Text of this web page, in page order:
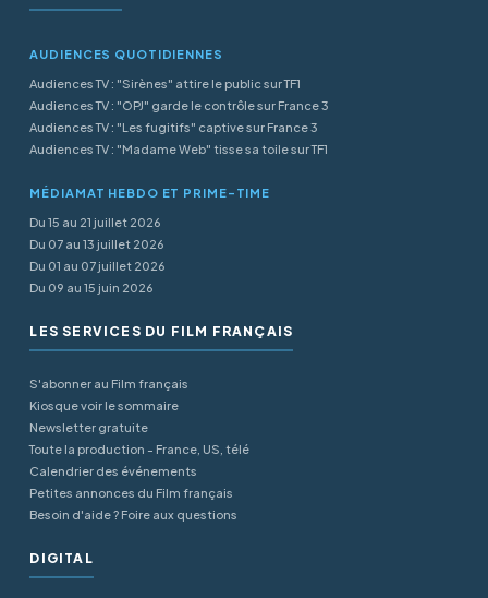
AUDIENCES QUOTIDIENNES
Audiences TV : "Sirènes" attire le public sur TF1
Audiences TV : "OPJ" garde le contrôle sur France 3
Audiences TV : "Les fugitifs" captive sur France 3
Audiences TV : "Madame Web" tisse sa toile sur TF1
MÉDIAMAT HEBDO ET PRIME-TIME
Du 15 au 21 juillet 2026
Du 07 au 13 juillet 2026
Du 01 au 07 juillet 2026
Du 09 au 15 juin 2026
LES SERVICES DU FILM FRANÇAIS
S'abonner au Film français
Kiosque voir le sommaire
Newsletter gratuite
Toute la production - France, US, télé
Calendrier des événements
Petites annonces du Film français
Besoin d'aide ? Foire aux questions
DIGITAL